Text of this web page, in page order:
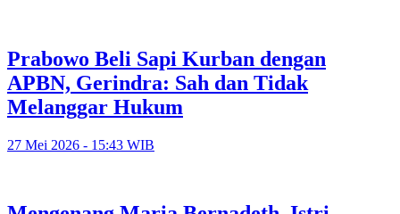
Prabowo Beli Sapi Kurban dengan
APBN, Gerindra: Sah dan Tidak
Melanggar Hukum
27 Mei 2026 - 15:43 WIB